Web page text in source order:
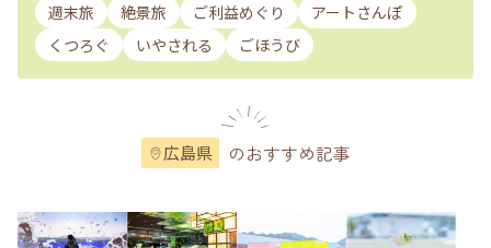
週末旅 絶景旅 ご利益めぐり
アートさんぽ
くつろぐ
いやされる ごほうび
広島県 のおすすめ記事